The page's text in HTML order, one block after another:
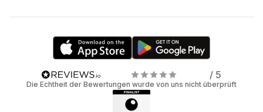
/ 5
Die Echtheit der Bewertungen wurde von uns nicht überprüft